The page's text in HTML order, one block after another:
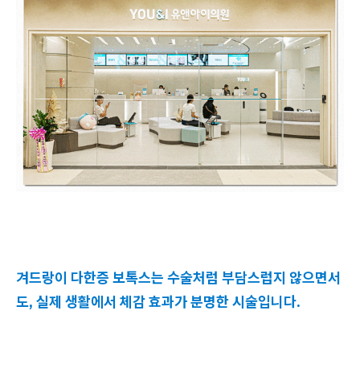
겨드랑이 다한증 보톡스는 수술처럼 부담스럽지 않으면서
도, 실제 생활에서 체감 효과가 분명한 시술입니다.